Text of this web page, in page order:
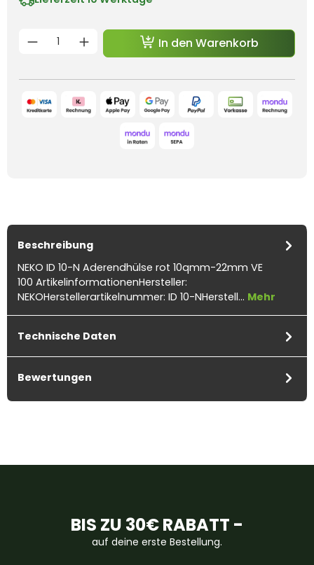
Produkt Anzahl: Gib den
In den Warenkorb
Beschreibung
NEKO ID 10-N Aderendhülse rot 10qmm-22mm VE
100 ArtikelinformationenHersteller:
NEKOHerstellerartikelnummer: ID 10-NHerstell… Mehr
Technische Daten
Bewertungen
BIS ZU 30€ RABATT -
auf deine erste Bestellung.